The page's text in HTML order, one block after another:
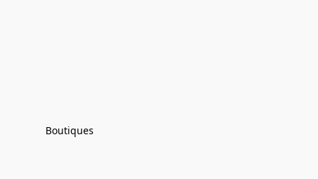
Boutiques